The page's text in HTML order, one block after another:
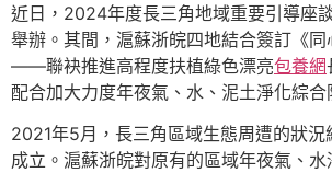
近日，2024年度長三角地域重要引導座
舉辦。其間，滬蘇浙皖四地結合簽訂《
——聯袂推進高程度扶植綠色漂亮包養網
配合加大力度年夜氣、水、泥土淨化綜合
2021年5月，長三角區域生態周遭的狀況
成立。滬蘇浙皖對原有的區域年夜氣、